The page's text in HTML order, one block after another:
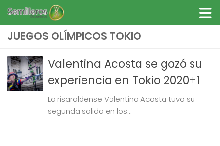
Saltar al contenido
JUEGOS OLÍMPICOS TOKIO
Valentina Acosta se gozó su
experiencia en Tokio 2020+1
La risaraldense Valentina Acosta tuvo su
segunda salida en los...